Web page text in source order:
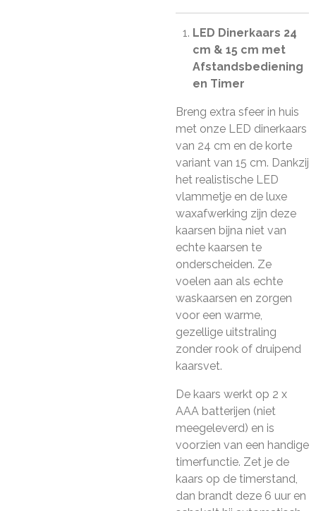
LED Dinerkaars 24
cm & 15 cm met
Afstandsbediening
en Timer
Breng extra sfeer in huis
met onze LED dinerkaars
van 24 cm en de korte
variant van 15 cm. Dankzij
het realistische LED
vlammetje en de luxe
waxafwerking zijn deze
kaarsen bijna niet van
echte kaarsen te
onderscheiden. Ze
voelen aan als echte
waskaarsen en zorgen
voor een warme,
gezellige uitstraling
zonder rook of druipend
kaarsvet.
De kaars werkt op 2 x
AAA batterijen (niet
meegeleverd) en is
voorzien van een handige
timerfunctie. Zet je de
kaars op de timerstand,
dan brandt deze 6 uur en